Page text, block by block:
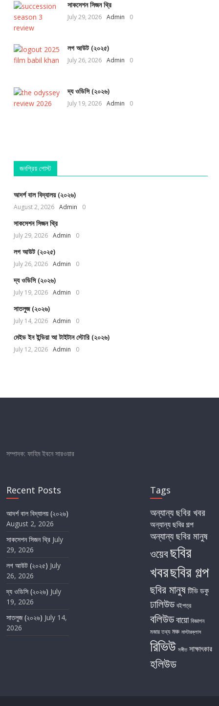
সাকসেশন সিজন থ্রি
July 29, 2026 Admin 0
লগ আউট (২০২৫)
July 26, 2026 Admin 0
দ্য ওডিসি (২০২৬)
July 19, 2026 Admin 0
জনপ্রিয় পোস্ট
আদর্শ বাল বিদ্যালয় (২০২৬)
August 2, 2026 Admin 0
সাকসেশন সিজন থ্রি
July 29, 2026 Admin 0
লগ আউট (২০২৫)
July 26, 2026 Admin 0
দ্য ওডিসি (২০২৬)
July 19, 2026 Admin 0
সাতলুজ (২০২৬)
July 14, 2026 Admin 0
মেইড ইন ইন্ডিয়া আ টাইটান স্টোরি (২০২৬)
July 12, 2026 Admin 0
সম্পাদক: ফাহিম ইবনে সারওয়ার
Recent Posts
আদর্শ বাল বিদ্যালয় (২০২৬)
August 2, 2026
সাকসেশন সিজন থ্রি July
29, 2026
লগ আউট (২০২৫) July
26, 2026
দ্য ওডিসি (২০২৬) July
19, 2026
সাতলুজ (২০২৬) July 14,
2026
Tags
অন্যান্য ছবির খবর
অন্যান্য ছবির গল্প
অন্যান্য ছবির মানুষ
ওয়েবছবির
খবরছবির গল্প
ছবির মানুষটিভিডকু
ঢালিউড বইপত্র
বলিউডবায়ো বিজ্ঞাপন
মজার তথ্য মঞ্চ মাস্টারক্লাস
রিভিউ সঙ্গীত সাক্ষাৎকার
হলিউড